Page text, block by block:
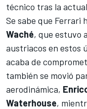
técnico tras la
Se sabe que Ferrari
Waché, que estuvo
austriacos en estos
acaba de
también se movió
aerodinámica,
Waterhouse,